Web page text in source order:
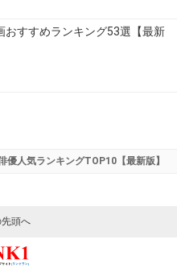
おすすめランキング53選【最新
優人気ランキングTOP10【最新版】
頭へ